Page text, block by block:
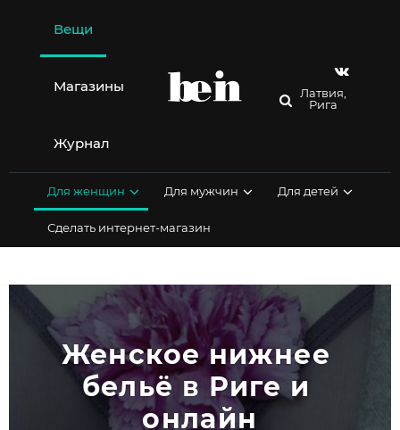
содержимому
Вещи
Магазины
Журнал
Латвия,
Рига
Для женщин Для мужчин Для детей
Сделать интернет-магазин
Женское нижнее
бельё в Риге и
онлайн